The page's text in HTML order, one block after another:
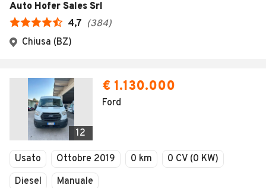
Auto Hofer Sales Srl
4,7 (384)
Chiusa (BZ)
12
€ 1.130.000
Ford
Usato Ottobre 2019 0 km
0 CV (0 KW)
Diesel
Manuale